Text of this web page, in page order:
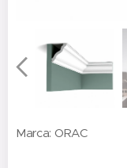
Marca: ORAC